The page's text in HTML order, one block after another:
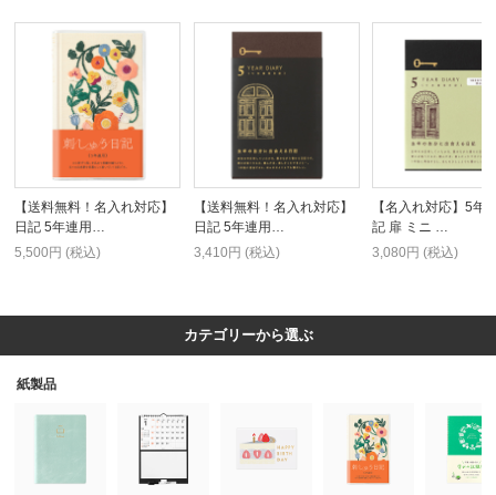
【送料無料！名入れ対応】
日記 5年連用…
5,500円 (税込)
【送料無料！名入れ対応】
日記 5年連用…
3,410円 (税込)
【名入れ対応】5年
記 扉 ミニ …
3,080円 (税込)
カテゴリーから選ぶ
紙製品